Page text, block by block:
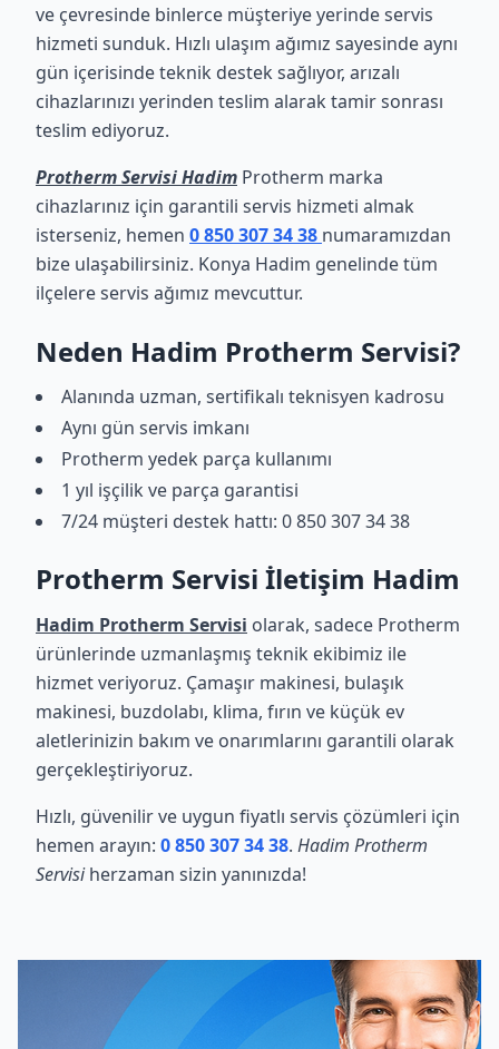
ve çevresinde binlerce müşteriye yerinde servis
hizmeti sunduk. Hızlı ulaşım ağımız sayesinde aynı
gün içerisinde teknik destek sağlıyor, arızalı
cihazlarınızı yerinden teslim alarak tamir sonrası
teslim ediyoruz.
Protherm Servisi Hadim Protherm marka
cihazlarınız için garantili servis hizmeti almak
isterseniz, hemen 0 850 307 34 38 numaramızdan
bize ulaşabilirsiniz. Konya Hadim genelinde tüm
ilçelere servis ağımız mevcuttur.
Neden Hadim Protherm Servisi?
Alanında uzman, sertifikalı teknisyen kadrosu
Aynı gün servis imkanı
Protherm yedek parça kullanımı
1 yıl işçilik ve parça garantisi
7/24 müşteri destek hattı: 0 850 307 34 38
Protherm Servisi İletişim Hadim
Hadim Protherm Servisi olarak, sadece Protherm
ürünlerinde uzmanlaşmış teknik ekibimiz ile
hizmet veriyoruz. Çamaşır makinesi, bulaşık
makinesi, buzdolabı, klima, fırın ve küçük ev
aletlerinizin bakım ve onarımlarını garantili olarak
gerçekleştiriyoruz.
Hızlı, güvenilir ve uygun fiyatlı servis çözümleri için
hemen arayın: 0 850 307 34 38. Hadim Protherm
Servisiherzaman sizin yanınızda!